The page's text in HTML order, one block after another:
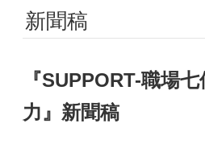
新聞稿
『SUPPORT-職場
力』新聞稿